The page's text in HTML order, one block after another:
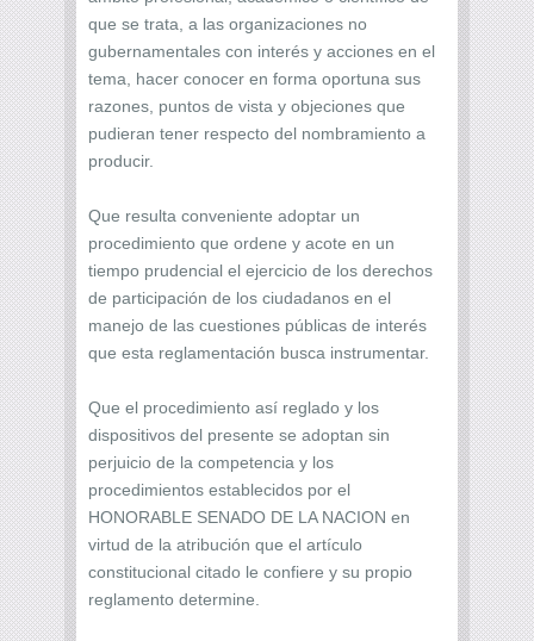
que se trata, a las organizaciones no
gubernamentales con interés y acciones en el
tema, hacer conocer en forma oportuna sus
razones, puntos de vista y objeciones que
pudieran tener respecto del nombramiento a
producir.
Que resulta conveniente adoptar un
procedimiento que ordene y acote en un
tiempo prudencial el ejercicio de los derechos
de participación de los ciudadanos en el
manejo de las cuestiones públicas de interés
que esta reglamentación busca instrumentar.
Que el procedimiento así reglado y los
dispositivos del presente se adoptan sin
perjuicio de la competencia y los
procedimientos establecidos por el
HONORABLE SENADO DE LA NACION en
virtud de la atribución que el artículo
constitucional citado le confiere y su propio
reglamento determine.